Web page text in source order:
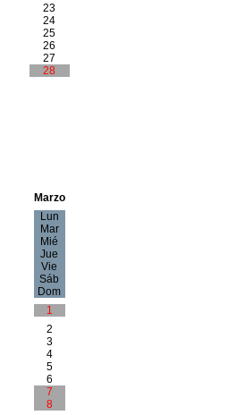
23
24
25
26
27
28
Marzo
Lun
Mar
Mié
Jue
Vie
Sáb
Dom
1
2
3
4
5
6
7
8